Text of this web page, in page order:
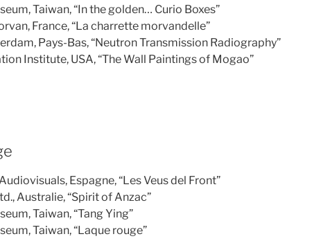
Taiwan, “In the golden… Curio Boxes”
France, “La charrette morvandelle”
Pays-Bas, “Neutron Transmission Radiography”
Institute, USA, “The Wall Paintings of Mogao”
Espagne, “Les Veus del Front”
Australie, “Spirit of Anzac”
Taiwan, “Tang Ying”
Taiwan, “Laque rouge”